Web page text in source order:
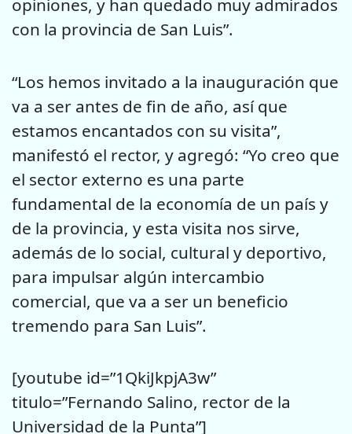
opiniones, y han quedado muy admirados
con la provincia de San Luis”.
“Los hemos invitado a la inauguración que
va a ser antes de fin de año, así que
estamos encantados con su visita”,
manifestó el rector, y agregó: “Yo creo que
el sector externo es una parte
fundamental de la economía de un país y
de la provincia, y esta visita nos sirve,
además de lo social, cultural y deportivo,
para impulsar algún intercambio
comercial, que va a ser un beneficio
tremendo para San Luis”.
[youtube id=”1QkiJkpjA3w”
titulo=”Fernando Salino, rector de la
Universidad de la Punta”]